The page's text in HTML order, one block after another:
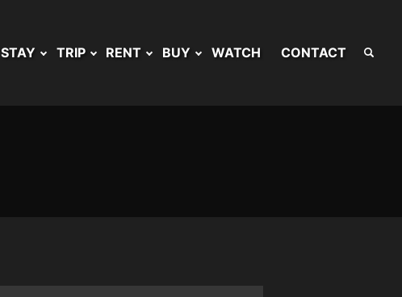
STAY TRIP RENT BUY WATCH CONTACT